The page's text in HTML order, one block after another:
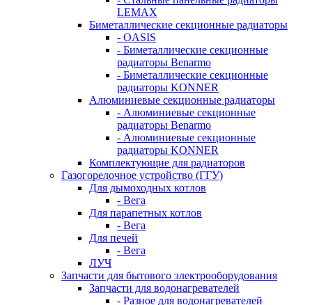
LEMAX
Биметаллические секционные радиаторы
- OASIS
- Биметаллические секционные
радиаторы Benarmo
- Биметаллические секционные
радиаторы KONNER
Алюминиевые секционные радиаторы
- Алюминиевые секционные
радиаторы Benarmo
- Алюминиевые секционные
радиаторы KONNER
Комплектующие для радиаторов
Газогорелочное устройство (ГГУ)
Для дымоходных котлов
- Вега
Для парапетных котлов
- Вега
Для печей
- Вега
ЛУЧ
Запчасти для бытового электрооборудования
Запчасти для водонагревателей
- Разное для водонагревателей